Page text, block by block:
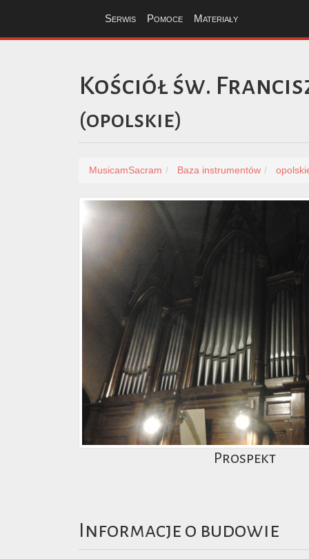
Serwis Pomoce Materiały
Kościół św.
(opolskie)
MusicamSacram Baza instrumentów
Prospekt
Informacje o budowie